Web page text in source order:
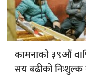
कामनाको ३९औं
सय बढीको निःशुल्क